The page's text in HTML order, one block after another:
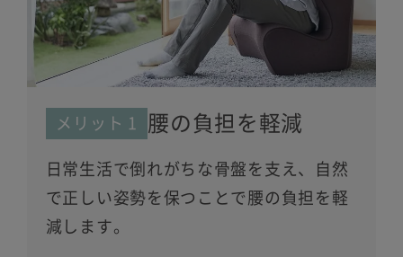
メリット 1 腰の負担を軽減
日常生活で倒れがちな骨盤を支え、自然
で正しい姿勢を保つことで腰の負担を軽
減します。